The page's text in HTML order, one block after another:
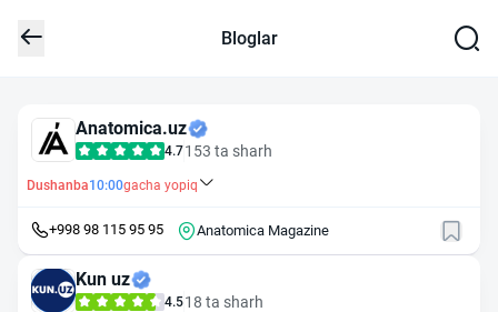
Bloglar
Anatomica.uz
4.7153 ta sharh
Dushanba10:00gacha yopiq
+998 98 115 95 95 Anatomica Magazine
Kun uz
4.518 ta sharh